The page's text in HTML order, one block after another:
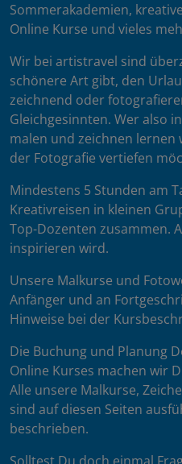
Sommerakademien,
Online Kurse und vieles
Wir bei artistravel sind
schönere Art gibt, den
zeichnend oder
Gleichgesinnten. Wer also
malen und zeichnen lernen
der Fotografie vertiefen
Mindestens 5 Stunden am
Kreativreisen in kleinen
Top-Dozenten zusammen.
inspirieren wird.
Unsere Malkurse und
Anfänger und an
Hinweise bei der
Die Buchung und Planung
Online Kurses machen wir
Alle unsere Malkurse,
sind auf diesen Seiten
beschrieben.